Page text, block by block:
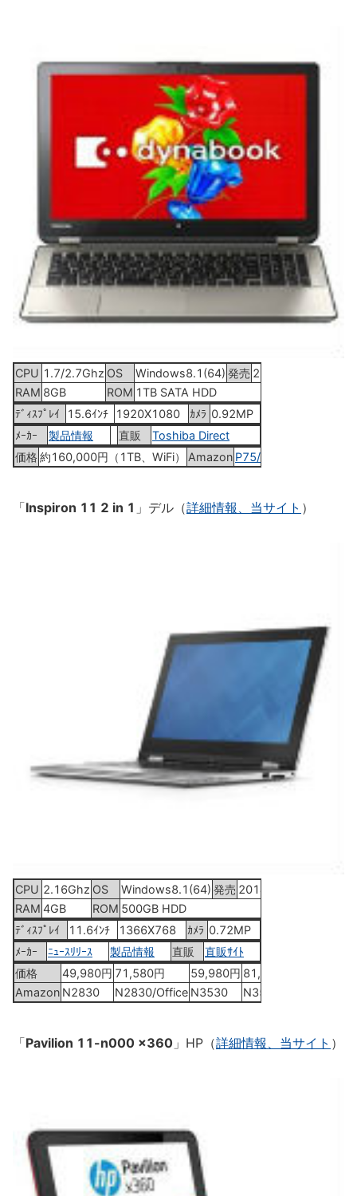
CPU 1.7/2.7Ghz OS Windows8.1(64) 発売 2014年7月下旬
RAM 8GB ROM 1TB SATA HDD
ﾃﾞｨｽﾌﾟﾚｲ
15.6ｲﾝﾁ 1920X1080 ｶﾒﾗ 0.92MP
ﾒｰｶｰ
製品情報 直販
Toshiba Direct
価格 約160,000円（1TB、WiFi） Amazon P75/28M
「Inspiron 11 2 in 1 」デル（詳細情報、当サイト ）
CPU 2.16Ghz OS Windows8.1(64) 発売 2014年6月10日
RAM 4GB ROM 500GB HDD
ﾃﾞｨｽﾌﾟﾚｲ
11.6ｲﾝﾁ 1366X768 ｶﾒﾗ 0.72MP
ﾒｰｶｰ
ﾆｭｰｽﾘﾘｰｽ 製品情報 直販
直販ｻｲﾄ
価格
49,980円 71,580円 59,980円 81,580円
Amazon N2830 N2830/Office N3530 N3530/Office
「Pavilion 11-n000 x360 」HP（詳細情報、当サイト ）